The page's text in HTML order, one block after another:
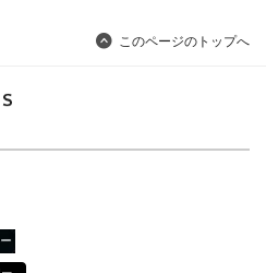
このページのトップへ